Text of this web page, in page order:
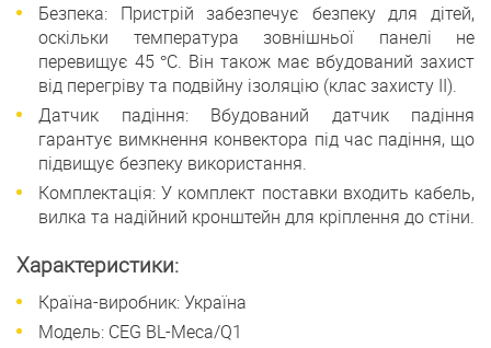
Безпека: Пристрій забезпечує безпеку для дітей,
оскільки температура зовнішньої панелі не
перевищує 45 °C. Він також має вбудований захист
від перегріву та подвійну ізоляцію (клас захисту II).
Датчик падіння: Вбудований датчик падіння
гарантує вимкнення конвектора під час падіння, що
підвищує безпеку використання.
Комплектація: У комплект поставки входить кабель,
вилка та надійний кронштейн для кріплення до стіни.
Характеристики:
Країна-виробник: Україна
Модель: CEG BL-Meca/Q1